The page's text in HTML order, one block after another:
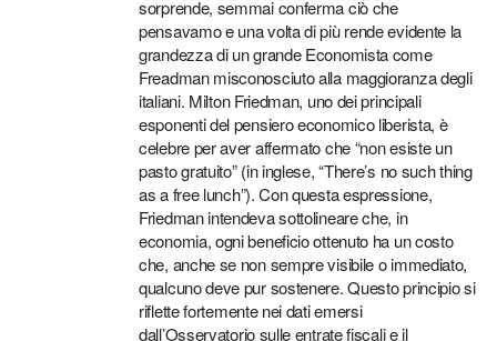
sorprende, semmai conferma ciò che
pensavamo e una volta di più rende evidente la
grandezza di un grande Economista come
Freadman misconosciuto alla maggioranza degli
italiani. Milton Friedman, uno dei principali
esponenti del pensiero economico liberista, è
celebre per aver affermato che “non esiste un
pasto gratuito” (in inglese, “There’s no such thing
as a free lunch”). Con questa espressione,
Friedman intendeva sottolineare che, in
economia, ogni beneficio ottenuto ha un costo
che, anche se non sempre visibile o immediato,
qualcuno deve pur sostenere. Questo principio si
riflette fortemente nei dati emersi
dall’Osservatorio sulle entrate fiscali e il